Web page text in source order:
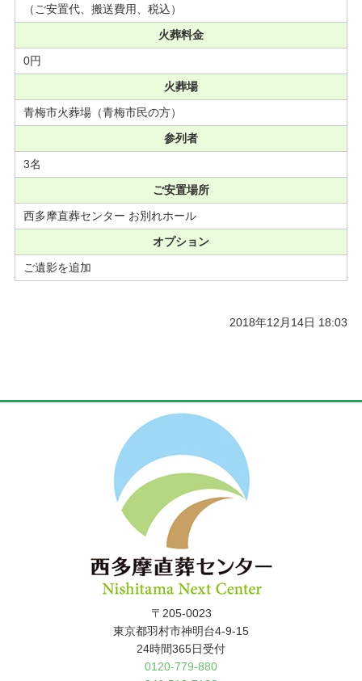
（ご安置代、搬送費用、税込）
火葬料金
0円
火葬場
青梅市火葬場（青梅市民の方）
参列者
3名
ご安置場所
西多摩直葬センター お別れホール
オプション
ご遺影を追加
2018年12月14日 18:03
〒205-0023
東京都羽村市神明台4-9-15
24時間365日受付
0120-779-880